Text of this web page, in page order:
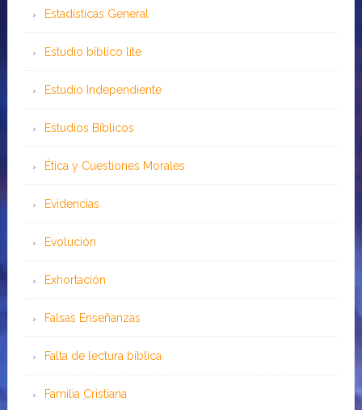
Estadísticas General
Estudio bíblico lite
Estudio Independiente
Estudios Bíblicos
Ética y Cuestiones Morales
Evidencias
Evolución
Exhortación
Falsas Enseñanzas
Falta de lectura bíblica
Familia Cristiana